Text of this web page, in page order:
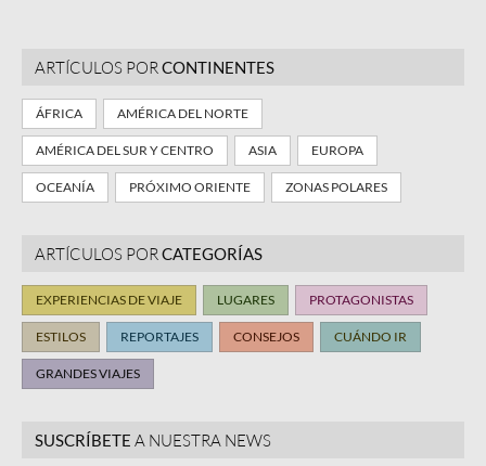
ARTÍCULOS POR CONTINENTES
ÁFRICA AMÉRICA DEL NORTE
AMÉRICA DEL SUR Y CENTRO ASIA EUROPA
OCEANÍA PRÓXIMO ORIENTE ZONAS POLARES
ARTÍCULOS POR CATEGORÍAS
EXPERIENCIAS DE VIAJE LUGARES PROTAGONISTAS
ESTILOS REPORTAJES CONSEJOS CUÁNDO IR
GRANDES VIAJES
SUSCRÍBETE A NUESTRA NEWS